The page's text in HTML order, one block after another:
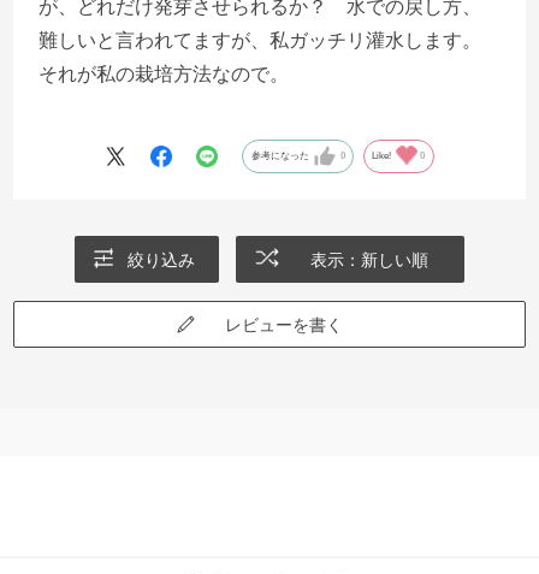
が、どれだけ発芽させられるか？ 水での戻し方、
難しいと言われてますが、私ガッチリ灌水します。
それが私の栽培方法なので。
参考になった 0 Like! 0
絞り込み 表示：新しい順
レビューを書く